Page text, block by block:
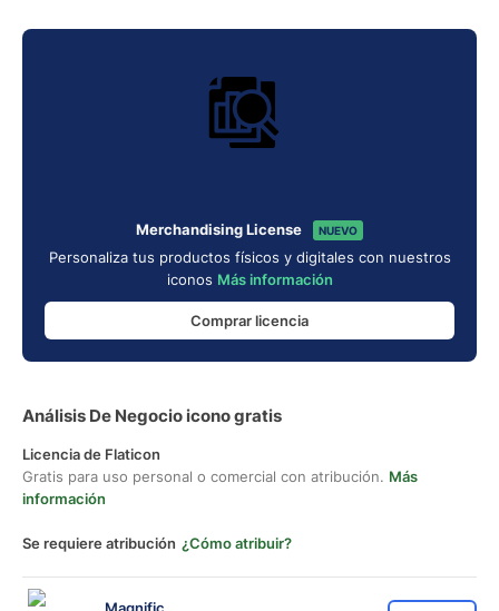
Merchandising License NUEVO
Personaliza tus productos físicos y digitales con nuestros
iconos Más información
Comprar licencia
Análisis De Negocio icono gratis
Licencia de Flaticon
Gratis para uso personal o comercial con atribución. Más
información
Se requiere atribución ¿Cómo atribuir?
Magnific